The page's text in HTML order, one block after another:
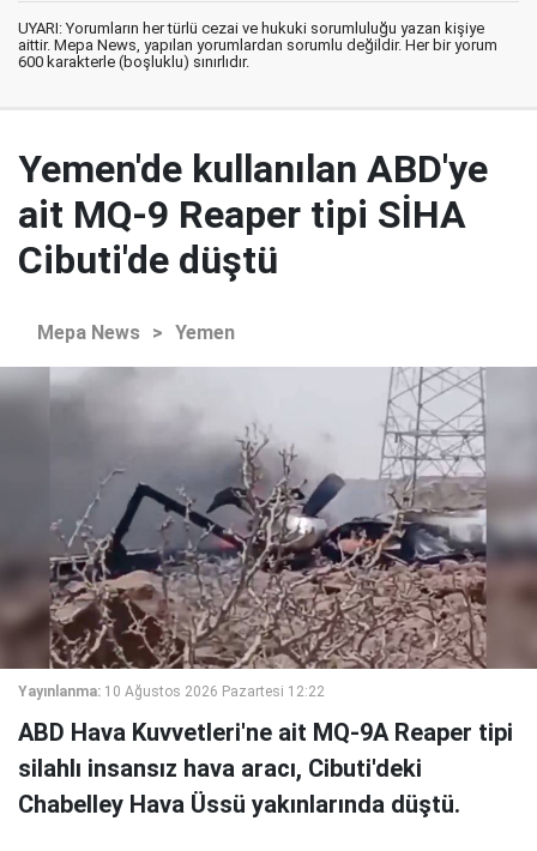
UYARI: Yorumların her türlü cezai ve hukuki sorumluluğu yazan kişiye
aittir. Mepa News, yapılan yorumlardan sorumlu değildir. Her bir yorum
600 karakterle (boşluklu) sınırlıdır.
Yemen'de kullanılan ABD'ye
ait MQ-9 Reaper tipi SİHA
Cibuti'de düştü
Mepa News > Yemen
Yayınlanma: 10 Ağustos 2026 Pazartesi 12:22
ABD Hava Kuvvetleri'ne ait MQ-9A Reaper tipi
silahlı insansız hava aracı, Cibuti'deki
Chabelley Hava Üssü yakınlarında düştü.